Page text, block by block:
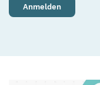
Anmelden